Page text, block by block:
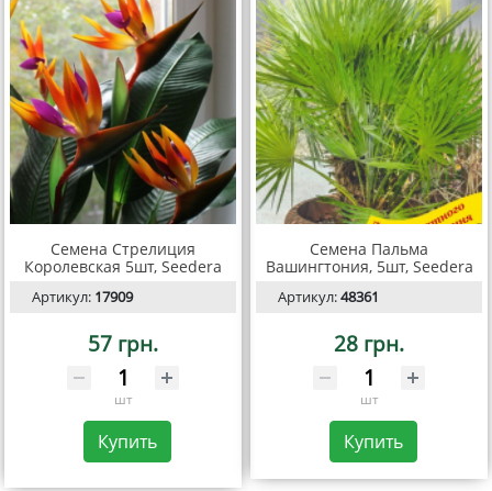
Семена Стрелиция
Королевская 5шт, Seedera
Артикул: 17909
57 грн.
шт
Купить
Семена Пальма
Вашингтония, 5шт, Seedera
Артикул:48361
28 грн.
шт
Купить